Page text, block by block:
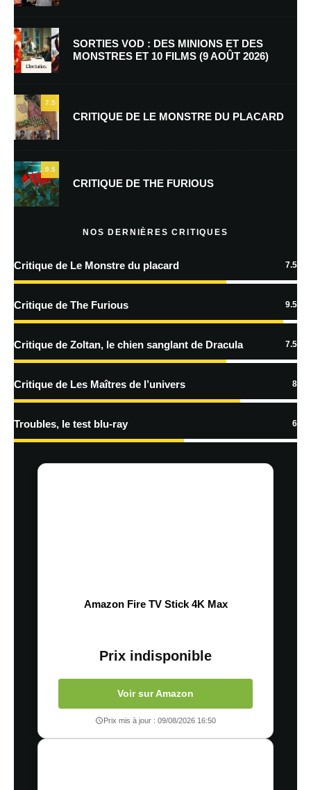
Nom*
E-mail*
Enregistrer mon nom, mon e-mail et mon site dans le navigateur pour
mon prochain commentaire.
Prévenez-moi de tous les nouveaux commentaires par e-mail.
Prévenez-moi de tous les nouveaux articles par e-mail.
En savoir
traitées
SORTIES VOD : DES MINIONS ET DES
MONSTRES ET 10 FILMS (9 AOÛT 2026)
7.5
CRITIQUE DE LE MONSTRE DU PLACARD
9.5
CRITIQUE DE THE FURIOUS
NOS DERNIÈRES CRITIQUES
Critique de Le Monstre du placard 7.5
Critique de The Furious 9.5
Critique de Zoltan, le chien sanglant de Dracula 7.5
Critique de Les Maîtres de l’univers 8
Troubles, le test blu-ray 6
Amazon Fire TV Stick 4K Max
Prix indisponible
Voir sur Amazon
Prix mis à jour : 09/08/2026 16:50